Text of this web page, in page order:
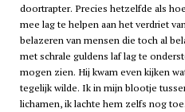
doortrapter. Precies hetzelfde als
mee lag te helpen aan het verdriet
belazeren van mensen die toch al
met schrale guldens laf lag te
mogen zien. Hij kwam even kijken
tegelijk wilde. Ik in mijn blootje
lichamen, ik lachte hem zelfs nog